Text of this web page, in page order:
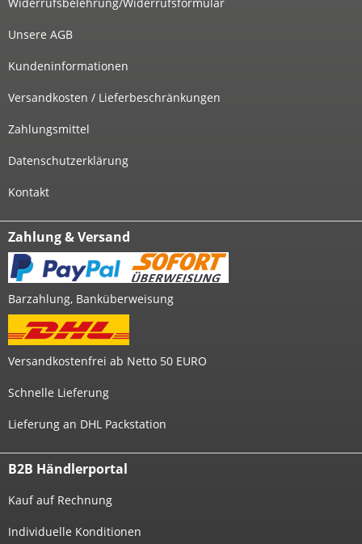
Unsere AGB
Kundeninformationen
Versandkosten / Lieferbeschränkungen
Zahlungsmittel
Datenschutzerklärung
Kontakt
Zahlung & Versand
Barzahlung, Banküberweisung
Versandkostenfrei ab Netto 50 EURO
Schnelle Lieferung
Lieferung an DHL Packstation
B2B Händlerportal
Kauf auf Rechnung
Individuelle Konditionen